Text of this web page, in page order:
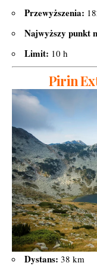
Przewyższenia:
Najwyższy punkt
Limit: 10 h
Pirin
Dystans: 38 km